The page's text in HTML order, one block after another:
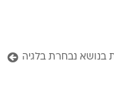
בנושא נבחרת בלגיה